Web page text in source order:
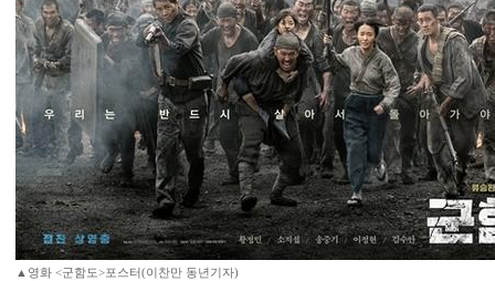
▲영화 <군함도>포스터(이찬만 동년기자)